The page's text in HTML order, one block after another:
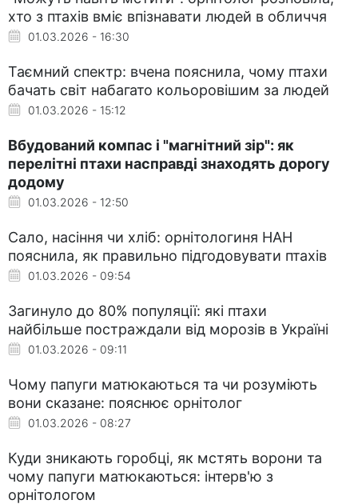
хто з птахів вміє впізнавати людей в обличчя
01.03.2026 - 16:30
Таємний спектр: вчена пояснила, чому птахи
бачать світ набагато кольоровішим за людей
01.03.2026 - 15:12
Вбудований компас і "магнітний зір": як
перелітні птахи насправді знаходять дорогу
додому
01.03.2026 - 12:50
Сало, насіння чи хліб: орнітологиня НАН
пояснила, як правильно підгодовувати птахів
01.03.2026 - 09:54
Загинуло до 80% популяції: які птахи
найбільше постраждали від морозів в Україні
01.03.2026 - 09:11
Чому папуги матюкаються та чи розуміють
вони сказане: пояснює орнітолог
01.03.2026 - 08:27
Куди зникають горобці, як мстять ворони та
чому папуги матюкаються: інтерв'ю з
орнітологом